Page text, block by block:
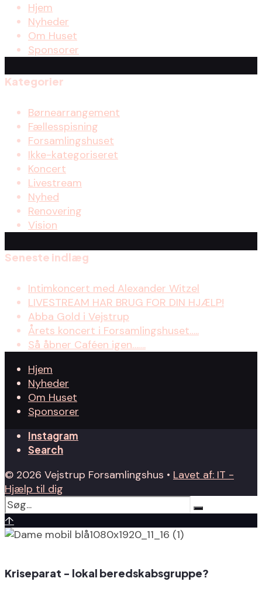
Hjem
Nyheder
Om Huset
Sponsorer
Kategorier
Børnearrangement
Fællesspisning
Forsamlingshuset
Ikke-kategoriseret
Koncert
Livestream
Nyhed
Renovering
Vision
Seneste indlæg
Intimkoncert med Alexander Witzel
LIVESTREAM HAR BRUG FOR DIN HJÆLP!
Abba Gold i Vejstrup
Årets koncert i Forsamlingshuset…..
Så åbner Caféen igen…….
Hjem
Nyheder
Om Huset
Sponsorer
Instagram
Search
© 2026 Vejstrup Forsamlingshus • Lavet af: IT -
Hjælp til dig
↑
Kriseparat - lokal beredskabsgruppe?